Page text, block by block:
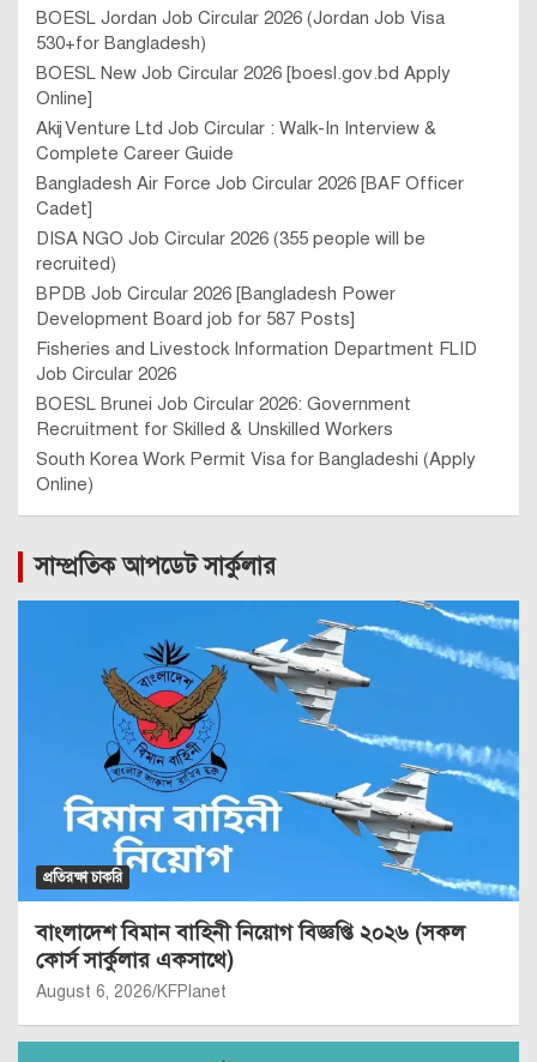
BOESL Jordan Job Circular 2026 (Jordan Job Visa
530+for Bangladesh)
BOESL New Job Circular 2026 [boesl.gov.bd Apply
Online]
Akij Venture Ltd Job Circular : Walk-In Interview &
Complete Career Guide
Bangladesh Air Force Job Circular 2026 [BAF Officer
Cadet]
DISA NGO Job Circular 2026 (355 people will be
recruited)
BPDB Job Circular 2026 [Bangladesh Power
Development Board job for 587 Posts]
Fisheries and Livestock Information Department FLID
Job Circular 2026
BOESL Brunei Job Circular 2026: Government
Recruitment for Skilled & Unskilled Workers
South Korea Work Permit Visa for Bangladeshi (Apply
Online)
সাম্প্রতিক আপডেট সার্কুলার
প্রতিরক্ষা চাকরি
বাংলাদেশ বিমান বাহিনী নিয়োগ বিজ্ঞপ্তি ২০২৬ (সকল
কোর্স সার্কুলার একসাথে)
August 6, 2026 KFPlanet